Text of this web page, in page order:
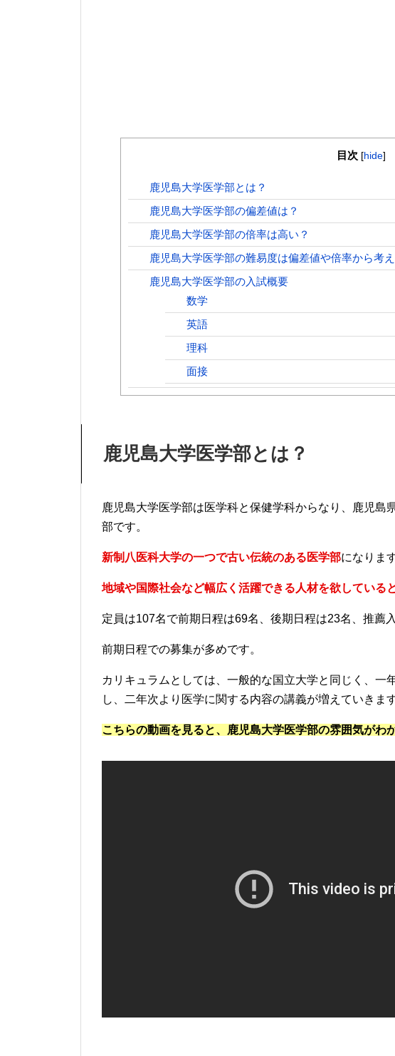
目次 [hide]
鹿児島大学医学部とは？
鹿児島大学医学部の偏差値は？
鹿児島大学医学部の倍率は高い？
鹿児島大学医学部の難易度は偏差値や倍率から考
鹿児島大学医学部の入試概要
数学
英語
理科
面接
鹿児島大学医学部とは？
鹿児島大学医学部は医学科と保健学科からなり、鹿児島
部です。
新制八医科大学の一つで古い伝統のある医学部になります
地域や国際社会など幅広く活躍できる人材を欲している
定員は107名で前期日程は69名、後期日程は23名、推薦
前期日程での募集が多めです。
カリキュラムとしては、一般的な国立大学と同じく、一
し、二年次より医学に関する内容の講義が増えていきます
こちらの動画を見ると、鹿児島大学医学部の雰囲気がわ